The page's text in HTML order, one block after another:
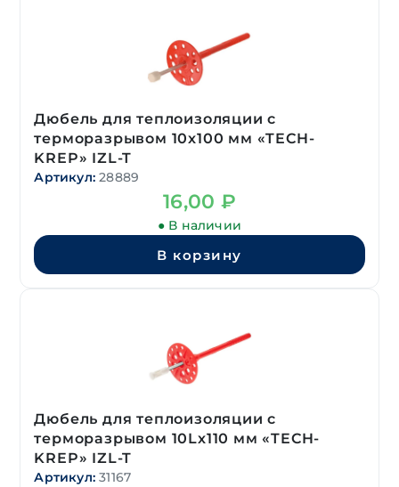
Дюбель для теплоизоляции с
терморазрывом 10х100 мм «TECH-
KREP» IZL-T
Артикул: 28889
16,00 ₽
● В наличии
В корзину
Дюбель для теплоизоляции с
терморазрывом 10Lх110 мм «TECH-
KREP» IZL-T
Артикул: 31167